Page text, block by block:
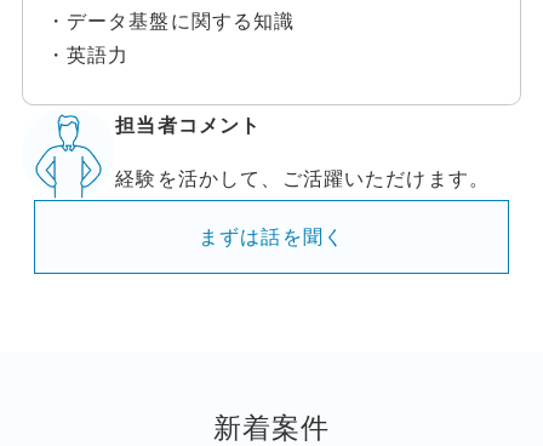
・データ基盤に関する知識
・英語力
担当者コメント
経験を活かして、ご活躍いただけます。
まずは話を聞く
新着案件